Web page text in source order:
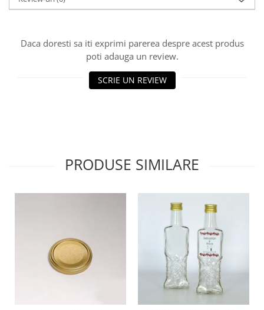
Daca doresti sa iti exprimi parerea despre acest produs
poti adauga un review.
SCRIE UN REVIEW
PRODUSE SIMILARE